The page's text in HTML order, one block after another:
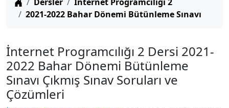
2021-2022 Bahar Dönemi Bütünleme Sınavı
İnternet Programcılığı 2 Dersi 2021-
2022 Bahar Dönemi Bütünleme
Sınavı Çıkmış Sınav Soruları ve
Çözümleri